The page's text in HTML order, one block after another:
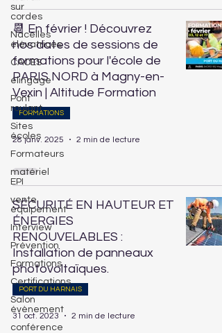
sur
cordes
Nacelles
élévatrices
CACES
élingage
Pont
roulant
Sites
écoles
Formateurs
matériel
EPI
vente
équipement
Interview
Prévention
Formations
Certifications
Salon
évènement
conférence
📆 En février ! Découvrez
nos dates de sessions de
formations pour l'école de
PARIS NORD à Magny-en-
Vexin | Altitude Formation
FORMATIONS
28 janv. 2025 2 min de lecture
SÉCURITÉ EN HAUTEUR ET
ÉNERGIES
RENOUVELABLES :
Installation de panneaux
photovoltaïques.
PORT DU HARNAIS
31 oct. 2023 2 min de lecture